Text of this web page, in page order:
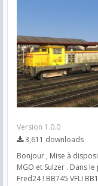
Version 1.0.0
3,611 downloads
Bonjour , Mise à
MGO et Sulzer . Dans
Fred24 ! BB745 VFLI